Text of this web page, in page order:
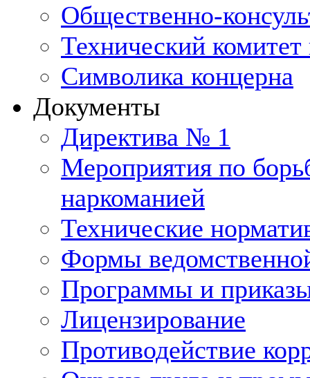
Общественно-
Технический
Символика концерна
Документы
Директива № 1
Мероприятия по
наркоманией
Технические
Формы
Программы и
Лицензирование
Противодействие